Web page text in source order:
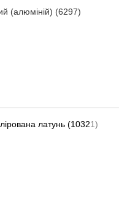
(алюміній) (6297)